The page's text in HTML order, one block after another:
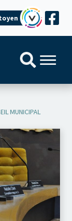
MUNICIPAL